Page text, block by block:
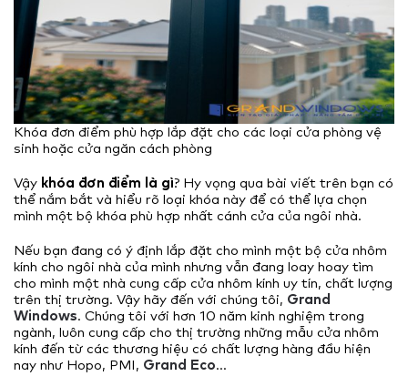
Khóa đơn điểm phù hợp lắp đặt cho các loại cửa phòng vệ
sinh hoặc cửa ngăn cách phòng
Vậy khóa đơn điểm là gì? Hy vọng qua bài viết trên bạn có
thể nắm bắt và hiểu rõ loại khóa này để có thể lựa chọn
mình một bộ khóa phù hợp nhất cánh cửa của ngôi nhà.
Nếu bạn đang có ý định lắp đặt cho mình một bộ cửa nhôm
kính cho ngôi nhà của mình nhưng vẫn đang loay hoay tìm
cho mình một nhà cung cấp cửa nhôm kính uy tín, chất lượng
trên thị trường. Vậy hãy đến với chúng tôi, Grand
Windows. Chúng tôi với hơn 10 năm kinh nghiệm trong
ngành, luôn cung cấp cho thị trường những mẫu cửa nhôm
kính đến từ các thương hiệu có chất lượng hàng đầu hiện
nay như Hopo, PMI, Grand Eco…